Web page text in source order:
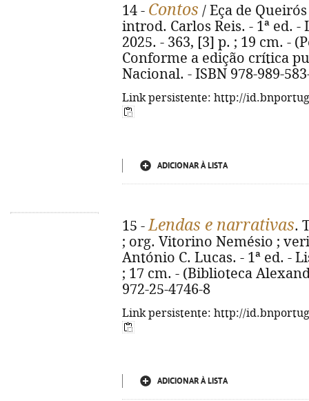
14 - Contos / Eça de
introd. Carlos Reis. - 1ª ed. -
2025. - 363, [3] p. ; 19 cm. -
Conforme a edição crítica
Nacional. - ISBN 978-989-
Link persistente: http://
ADICIONAR À LISTA
15 -Lendas e narrativas.
; org. Vitorino Nemésio ;
António C. Lucas. - 1ª ed. -
; 17 cm. - (Biblioteca
972-25-4746-8
Link persistente: http://
ADICIONAR À LISTA